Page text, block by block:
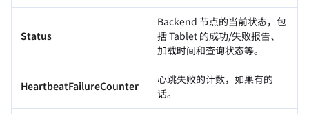
Status
Backend 节点的当前状态，包
括 Tablet 的成功/失败报告、
加载时间和查询状态等。
HeartbeatFailureCounter
心跳失败的计数，如果有的
话。